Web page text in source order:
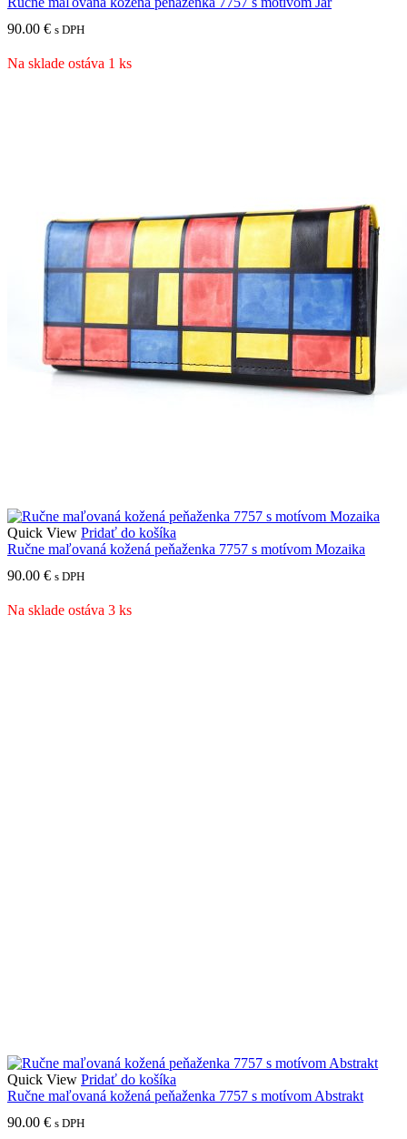
90.00 € s DPH
Na sklade ostáva 1 ks
Quick View Pridať do košíka
Ručne maľovaná kožená peňaženka 7757 s motívom Mozaika
90.00 € s DPH
Na sklade ostáva 3 ks
Quick View Pridať do košíka
Ručne maľovaná kožená peňaženka 7757 s motívom Abstrakt
90.00 € s DPH